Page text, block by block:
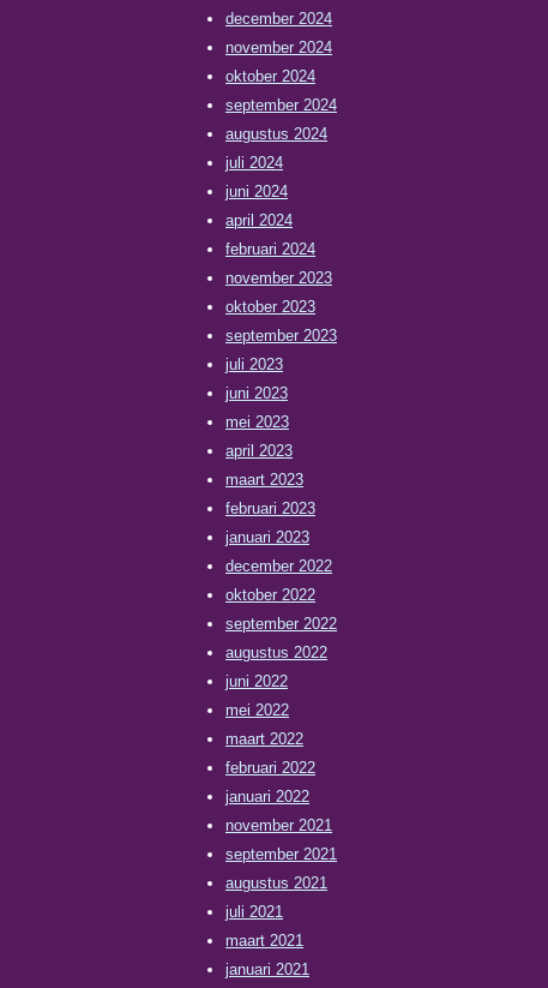
december 2024
november 2024
oktober 2024
september 2024
augustus 2024
juli 2024
juni 2024
april 2024
februari 2024
november 2023
oktober 2023
september 2023
juli 2023
juni 2023
mei 2023
april 2023
maart 2023
februari 2023
januari 2023
december 2022
oktober 2022
september 2022
augustus 2022
juni 2022
mei 2022
maart 2022
februari 2022
januari 2022
november 2021
september 2021
augustus 2021
juli 2021
maart 2021
januari 2021